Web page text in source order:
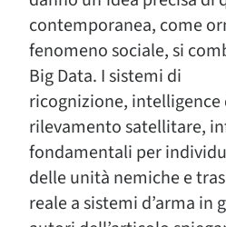
contemporanea, come
fenomeno sociale, si
Big Data. I sistemi di
ricognizione, intelligence
rilevamento satellitare,
fondamentali per
delle unità nemiche e
reale a sistemi d’arma in